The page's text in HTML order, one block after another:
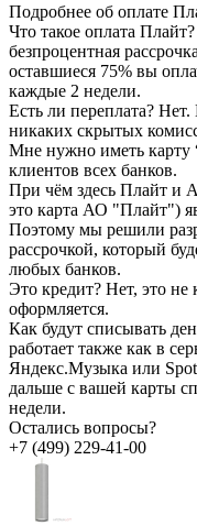
Подробнее об оплате
Что такое оплата Плайт?
безпроцентная
оставшиеся 75% вы
каждые 2 недели.
Есть ли переплата? Нет.
никаких скрытых
Мне нужно иметь карту
клиентов всех банков.
При чём здесь Плайт и
это карта АО "Плайт")
Поэтому мы решили
рассрочкой, который
любых банков.
Это кредит? Нет, это не
оформляется.
Как будут списывать
работает также как в
Яндекс.Музыка или
дальше с вашей карты
недели.
Остались вопросы?
+7 (499) 229-41-00